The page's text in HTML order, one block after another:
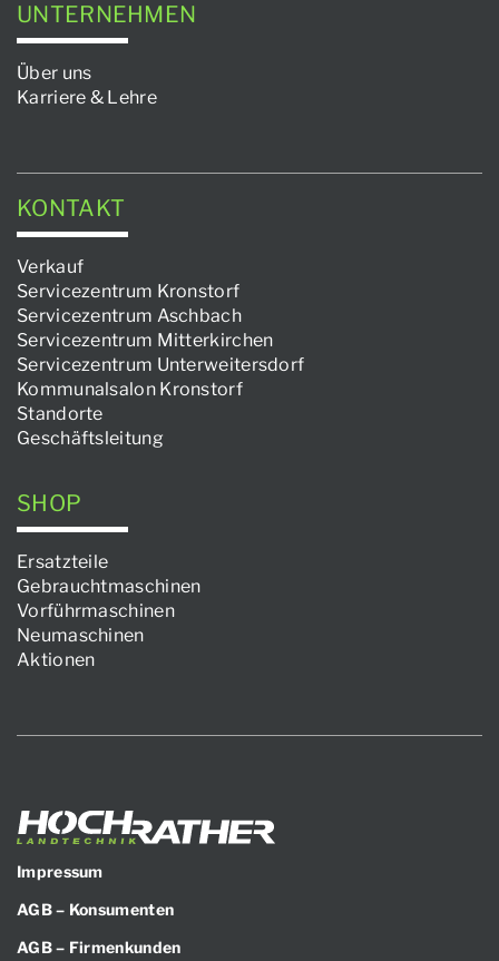
UNTERNEHMEN
Über uns
Karriere & Lehre
KONTAKT
Verkauf
Servicezentrum Kronstorf
Servicezentrum Aschbach
Servicezentrum Mitterkirchen
Servicezentrum Unterweitersdorf
Kommunalsalon Kronstorf
Standorte
Geschäftsleitung
SHOP
Ersatzteile
Gebrauchtmaschinen
Vorführmaschinen
Neumaschinen
Aktionen
Impressum
AGB – Konsumenten
AGB – Firmenkunden